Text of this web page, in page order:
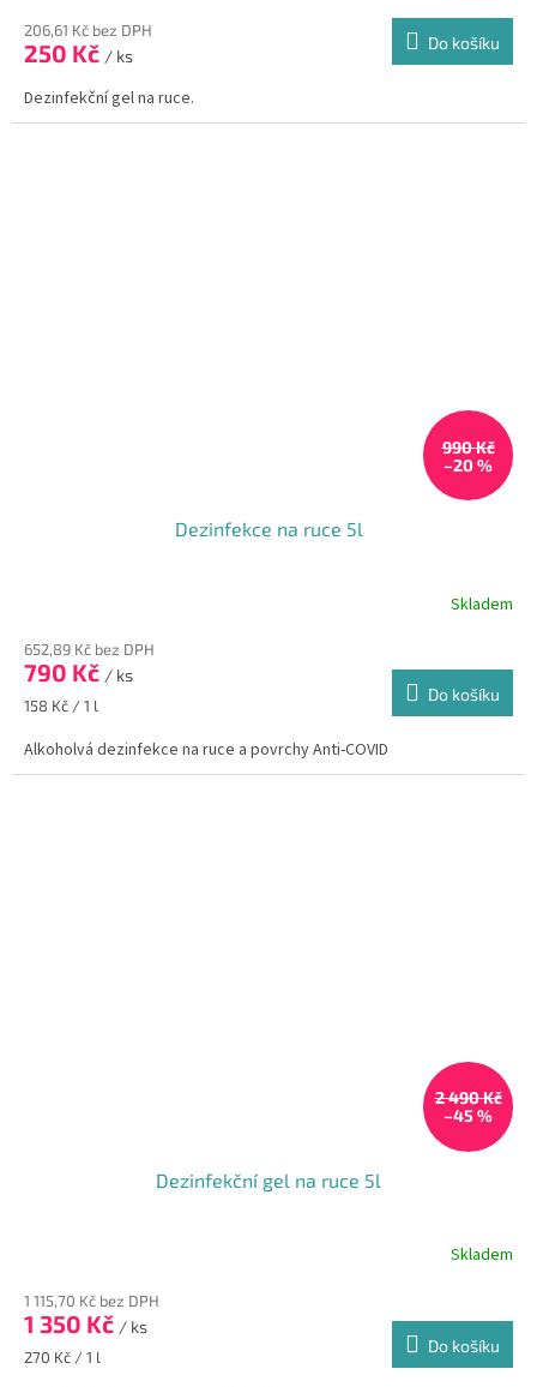
206,61 Kč bez DPH
250 Kč / ks
Do košíku
Dezinfekční gel na ruce.
990 Kč
–20 %
Dezinfekce na ruce 5l
Skladem
652,89 Kč bez DPH
790 Kč / ks
Měrná
158 Kč / 1 l
Do košíku
Alkoholvá dezinfekce na ruce a povrchy Anti-COVID
2 490 Kč
–45 %
Dezinfekční gel na ruce 5l
Skladem
1 115,70 Kč bez DPH
1 350 Kč / ks
Měrná
270 Kč / 1 l
Do košíku